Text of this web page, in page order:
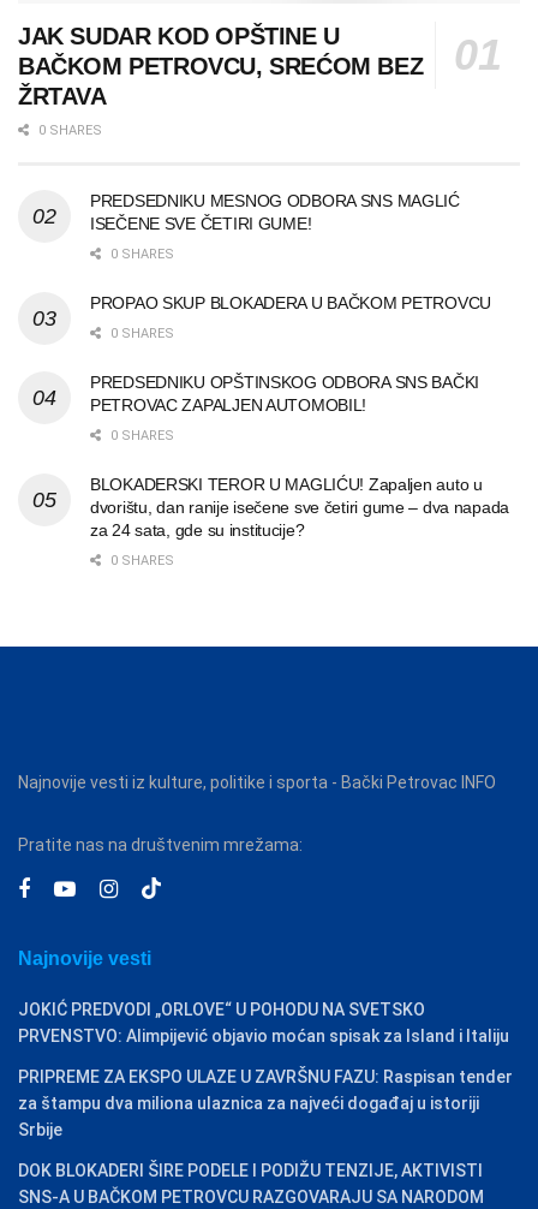
JAK SUDAR KOD OPŠTINE U
BAČKOM PETROVCU, SREĆOM BEZ
ŽRTAVA
0 SHARES
PREDSEDNIKU MESNOG ODBORA SNS MAGLIĆ
ISEČENE SVE ČETIRI GUME!
0 SHARES
PROPAO SKUP BLOKADERA U BAČKOM PETROVCU
0 SHARES
PREDSEDNIKU OPŠTINSKOG ODBORA SNS BAČKI
PETROVAC ZAPALJEN AUTOMOBIL!
0 SHARES
BLOKADERSKI TEROR U MAGLIĆU! Zapaljen auto u
dvorištu, dan ranije isečene sve četiri gume – dva napada
za 24 sata, gde su institucije?
0 SHARES
Najnovije vesti iz kulture, politike i sporta - Bački Petrovac INFO
Pratite nas na društvenim mrežama:
Najnovije vesti
JOKIĆ PREDVODI „ORLOVE“ U POHODU NA SVETSKO
PRVENSTVO: Alimpijević objavio moćan spisak za Island i Italiju
PRIPREME ZA EKSPO ULAZE U ZAVRŠNU FAZU: Raspisan tender
za štampu dva miliona ulaznica za najveći događaj u istoriji
Srbije
DOK BLOKADERI ŠIRE PODELE I PODIŽU TENZIJE, AKTIVISTI
SNS-A U BAČKOM PETROVCU RAZGOVARAJU SA NARODOM